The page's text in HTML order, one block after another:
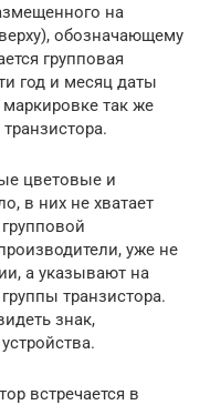
на
обозначающему
групповая
год и месяц даты
так же
цветовые и
в них не хватает
уже не
а указывают на
транзистора.
знак,
встречается в